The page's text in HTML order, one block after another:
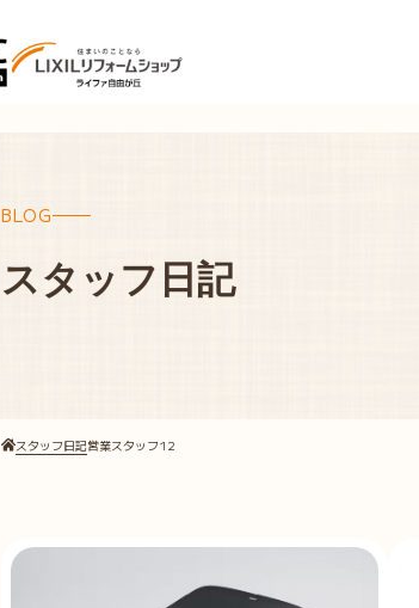
BLOG
スタッフ日記
スタッフ日記営業スタッフ12